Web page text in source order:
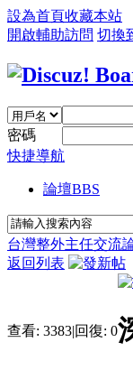
設為首頁收藏本站
開啟輔助訪問 切換
密碼
快捷導航
論壇BBS
台灣整外主任交流
返回列表
查看: 3383|回復: 0